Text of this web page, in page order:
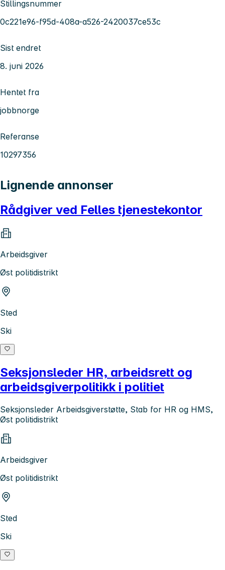
Stillingsnummer
0c221e96-f95d-408a-a526-2420037ce53c
Sist endret
8. juni 2026
Hentet fra
jobbnorge
Referanse
10297356
Lignende annonser
Rådgiver ved Felles tjenestekontor
Arbeidsgiver
Øst politidistrikt
Sted
Ski
Seksjonsleder HR, arbeidsrett og
arbeidsgiverpolitikk i politiet
Seksjonsleder Arbeidsgiverstøtte, Stab for HR og HMS,
Øst politidistrikt
Arbeidsgiver
Øst politidistrikt
Sted
Ski